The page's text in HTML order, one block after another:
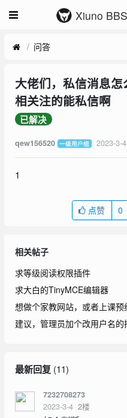
Xiuno
问答
大佬们，私信消息
相关注的能私信啊
已解决
qew156520 一级用户组 2023-3-4
1
点赞 0
相关帖子
求等级阅读权限插件
求大白的TinyMCE编辑器
想做个家教网站，或者上课预
建议，管理员加个改用户名的
最新回复(11)
7232708273
2023-3-4 2楼